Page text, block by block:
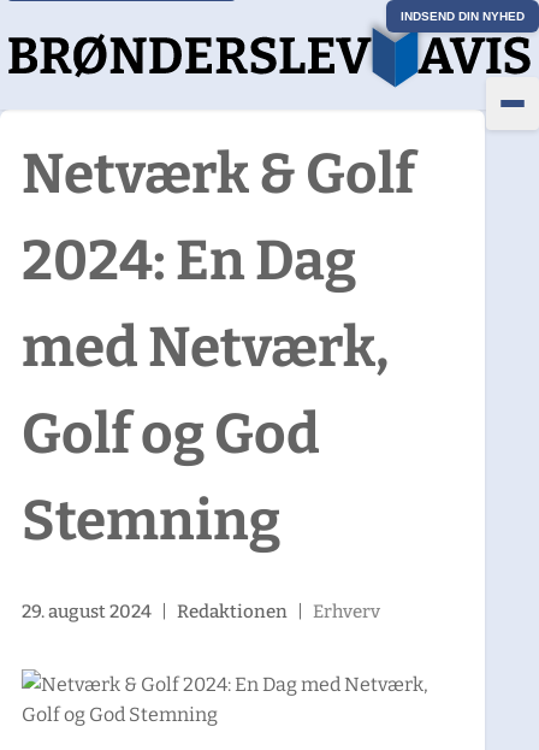
INDSEND DIN NYHED
Netværk & Golf
2024: En Dag
med Netværk,
Golf og God
Stemning
29. august 2024 |Redaktionen |Erhverv